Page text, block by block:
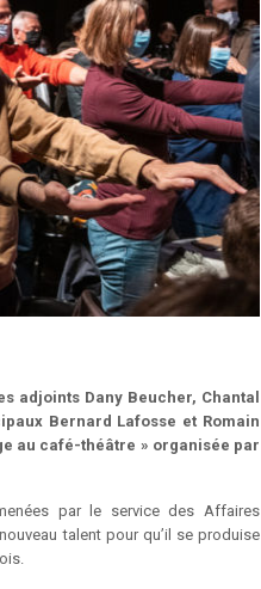
adjoints Dany Beucher, Chantal
Bernard Lafosse et Romain
au café-théâtre » organisée par
par le service des Affaires
talent pour qu’il se produise